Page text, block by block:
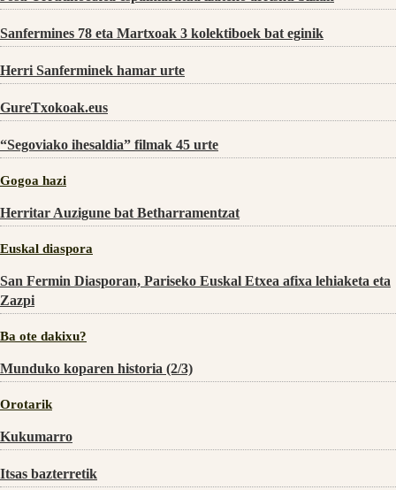
Sanfermines 78 eta Martxoak 3 kolektiboek bat eginik
Herri Sanferminek hamar urte
GureTxokoak.eus
“Segoviako ihesaldia” filmak 45 urte
Gogoa hazi
Herritar Auzigune bat Betharramentzat
Euskal diaspora
San Fermin Diasporan, Pariseko Euskal Etxea afixa lehiaketa eta
Zazpi
Ba ote dakixu?
Munduko koparen historia (2/3)
Orotarik
Kukumarro
Itsas bazterretik